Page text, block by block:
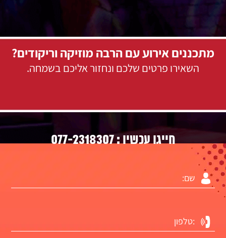
מתכננים אירוע עם הרבה מוזיקה וריקודים?
השאירו פרטים שלכם ונחזור אליכם בשמחה.
חייגו עכשיו :077-2318307